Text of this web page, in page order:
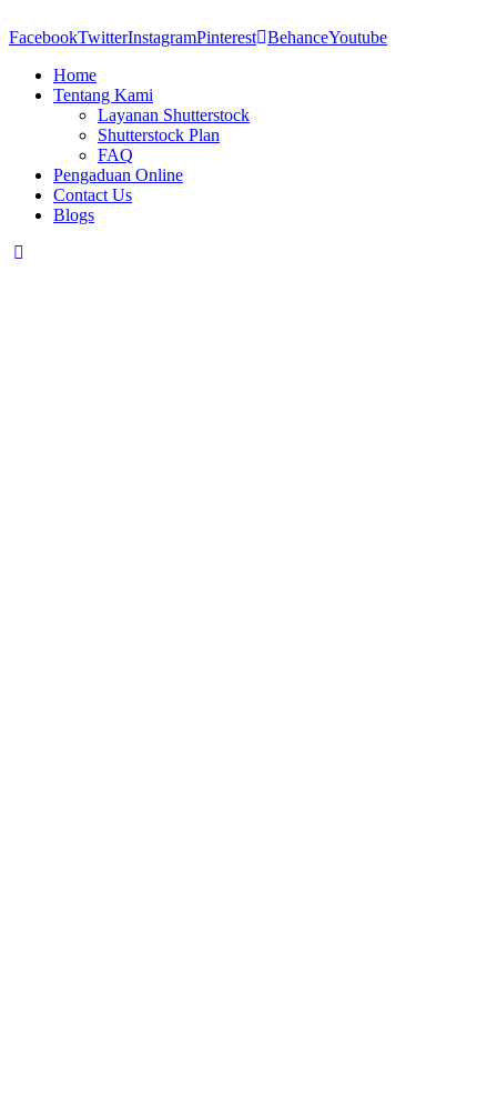
FacebookTwitterInstagramPinterest BehanceYoutube
Home
Tentang Kami
Layanan Shutterstock
Shutterstock Plan
FAQ
Pengaduan Online
Contact Us
Blogs